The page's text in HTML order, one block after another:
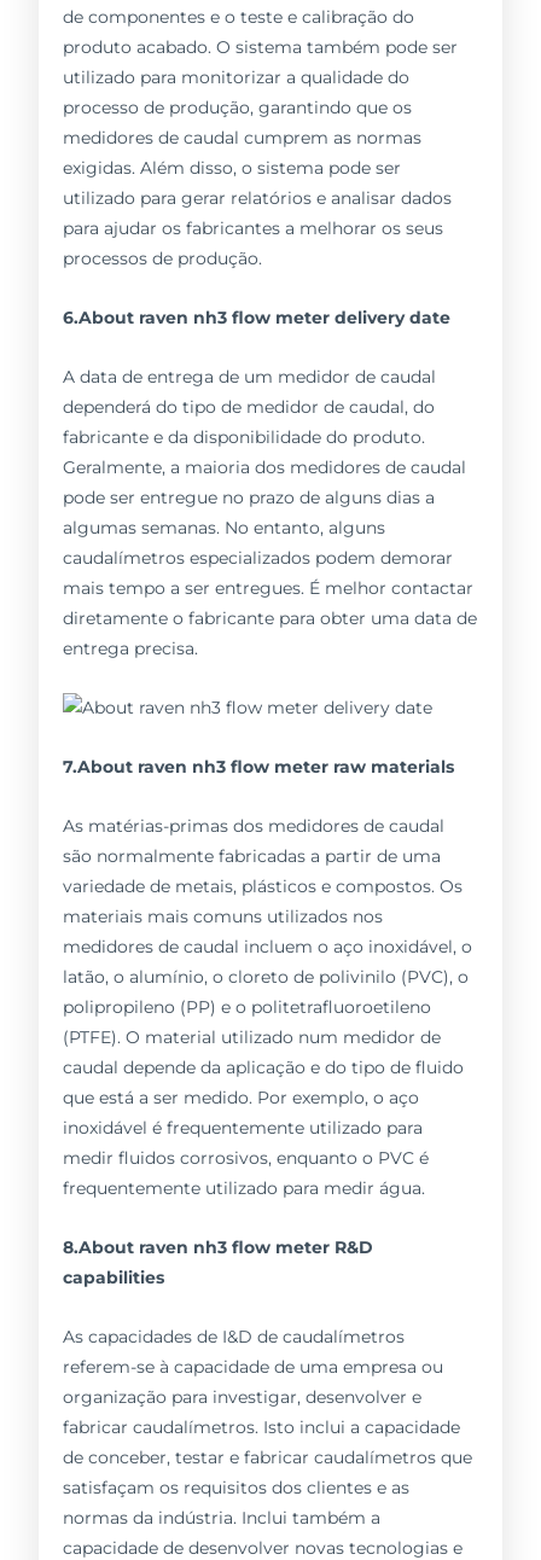
de componentes e o teste e calibração do
produto acabado. O sistema também pode ser
utilizado para monitorizar a qualidade do
processo de produção, garantindo que os
medidores de caudal cumprem as normas
exigidas. Além disso, o sistema pode ser
utilizado para gerar relatórios e analisar dados
para ajudar os fabricantes a melhorar os seus
processos de produção.
6.About raven nh3 flow meter delivery date
A data de entrega de um medidor de caudal
dependerá do tipo de medidor de caudal, do
fabricante e da disponibilidade do produto.
Geralmente, a maioria dos medidores de caudal
pode ser entregue no prazo de alguns dias a
algumas semanas. No entanto, alguns
caudalímetros especializados podem demorar
mais tempo a ser entregues. É melhor contactar
diretamente o fabricante para obter uma data de
entrega precisa.
7.About raven nh3 flow meter raw materials
As matérias-primas dos medidores de caudal
são normalmente fabricadas a partir de uma
variedade de metais, plásticos e compostos. Os
materiais mais comuns utilizados nos
medidores de caudal incluem o aço inoxidável, o
latão, o alumínio, o cloreto de polivinilo (PVC), o
polipropileno (PP) e o politetrafluoroetileno
(PTFE). O material utilizado num medidor de
caudal depende da aplicação e do tipo de fluido
que está a ser medido. Por exemplo, o aço
inoxidável é frequentemente utilizado para
medir fluidos corrosivos, enquanto o PVC é
frequentemente utilizado para medir água.
8.About raven nh3 flow meter R&D
capabilities
As capacidades de I&D de caudalímetros
referem-se à capacidade de uma empresa ou
organização para investigar, desenvolver e
fabricar caudalímetros. Isto inclui a capacidade
de conceber, testar e fabricar caudalímetros que
satisfaçam os requisitos dos clientes e as
normas da indústria. Inclui também a
capacidade de desenvolver novas tecnologias e